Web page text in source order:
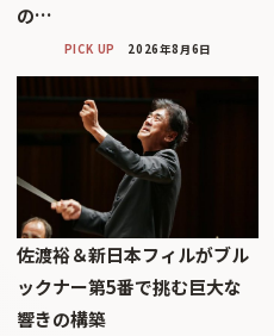
の…
PICK UP 2026年8月6日
佐渡裕＆新日本フィルがブル
ックナー第5番で挑む巨大な
響きの構築